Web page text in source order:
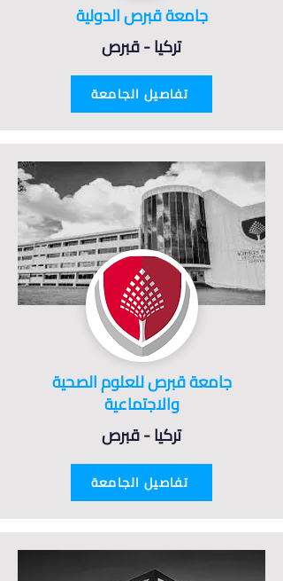
جامعة قبرص الدولية
تركيا - قبرص
تفاصيل الجامعة
جامعة قبرص للعلوم الصحية
والاجتماعية
تركيا - قبرص
تفاصيل الجامعة